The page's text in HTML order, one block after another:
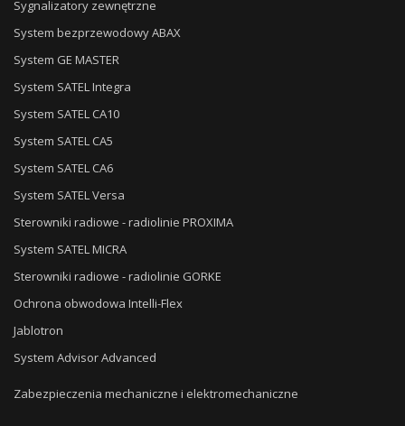
Sygnalizatory zewnętrzne
System bezprzewodowy ABAX
System GE MASTER
System SATEL Integra
System SATEL CA10
System SATEL CA5
System SATEL CA6
System SATEL Versa
Sterowniki radiowe - radiolinie PROXIMA
System SATEL MICRA
Sterowniki radiowe - radiolinie GORKE
Ochrona obwodowa Intelli-Flex
Jablotron
System Advisor Advanced
Zabezpieczenia mechaniczne i elektromechaniczne